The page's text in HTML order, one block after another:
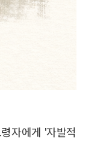
자에게 '자발적